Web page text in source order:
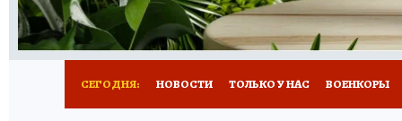
СЕГОДНЯ: НОВОСТИ ТОЛЬКО У НАС ВОЕНКОРЫ